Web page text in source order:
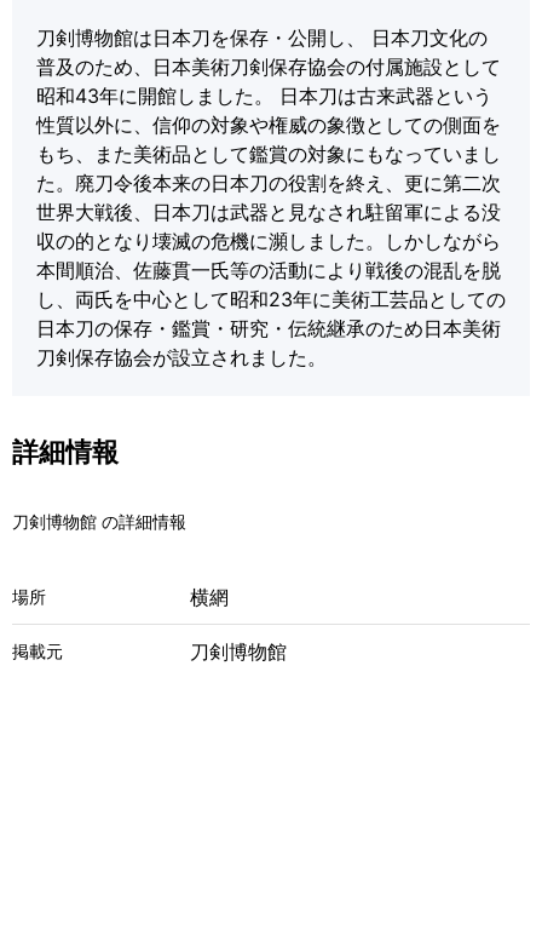
刀剣博物館は日本刀を保存・公開し、 日本刀文化の
普及のため、日本美術刀剣保存協会の付属施設として
昭和43年に開館しました。 日本刀は古来武器という
性質以外に、信仰の対象や権威の象徴としての側面を
もち、また美術品として鑑賞の対象にもなっていまし
た。廃刀令後本来の日本刀の役割を終え、更に第二次
世界大戦後、日本刀は武器と見なされ駐留軍による没
収の的となり壊滅の危機に瀕しました。しかしながら
本間順治、佐藤貫一氏等の活動により戦後の混乱を脱
し、両氏を中心として昭和23年に美術工芸品としての
日本刀の保存・鑑賞・研究・伝統継承のため日本美術
刀剣保存協会が設立されました。
詳細情報
刀剣博物館 の詳細情報
場所 横網
掲載元 刀剣博物館